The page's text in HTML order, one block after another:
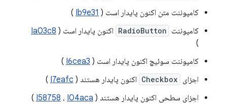
کامپوننت متن اکنون پایدار است ( Ib9e31
)
کامپوننت RadioButton اکنون پایدار است ( Ia03c8
)
کامپوننت سوئیچ اکنون پایدار است ( I6cea3
)
اجزای Checkbox اکنون پایدار هستند ( I7eafc
)
اجزای سطحی اکنون پایدار هستند (
I58758 ، I04aca
)